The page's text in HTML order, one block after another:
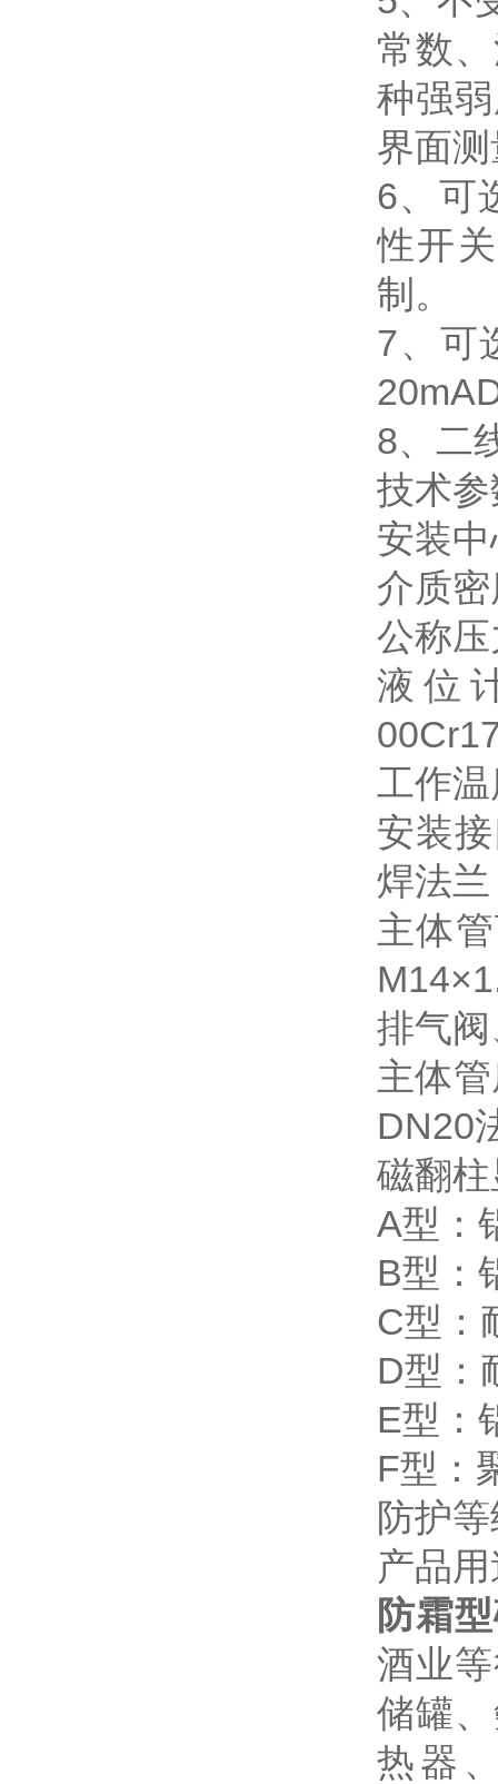
常数
种强
界面
6、可
性开
制。
7、可
8、二
技术
安装
介质
公称
液位
工作
安装
焊法兰
主体
排气
主体
DN20
磁翻
A型：
B型：
C型：
D型：
E型：
F型：
防护
产品
防霜
酒业
储罐
热器